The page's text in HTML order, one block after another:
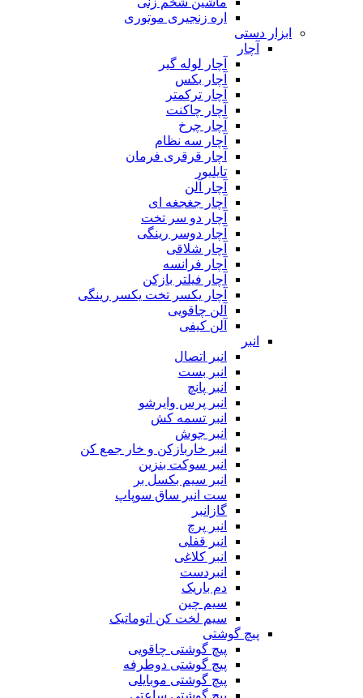
اره زنجیری موتوری
ابزار دستی
آچار
آچار لوله گیر
آچار بکس
آچار ترکمتر
آچار چاکنت
آچار چرخ
آچار سه نظام
آچار قرقری فرمان
تایلیور
آچار آلن
آچار جغجغه ای
آچار دو سر تخت
آچار دوسر رینگی
آچار شلاقی
آچار فرانسه
آچار فیلتر بازکن
آچار یکسر تخت یکسر رینگی
آلن چاقویی
آلن کیفی
انبر
انبر اتصال
انبر بست
انبر پانچ
انبر پرس وایرشو
انبر تسمه کش
انبر جوش
انبر خاربازکن و خار جمع کن
انبر سوکت بنزین
انبر سیم بکسل بر
ست انبر ساق سوپاپ
گازانبر
انبر پرچ
انبر قفلی
انبر کلاغی
انبردست
دم باریک
سیم چین
سیم لخت کن اتوماتیک
پیچ گوشتی
پیچ گوشتی چاقویی
پیچ گوشتی دوطرفه
پیچ گوشتی موبایلی
پیچ گوشتی ساعتی